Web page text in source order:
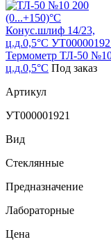
Термометр ТЛ-50
ц.д.0,5°С Под заказ
Артикул
УТ000001921
Вид
Стеклянные
Предназначение
Лабораторные
Цена